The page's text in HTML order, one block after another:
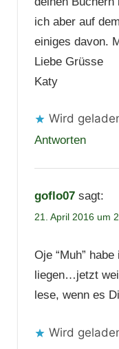
ich aber auf
einiges davon.
Liebe Grüsse
Katy
Wird
Antworten
goflo07 sagt:
21. April 2016 um
Oje “Muh”
liegen…jetzt
lese, wenn es
Wird